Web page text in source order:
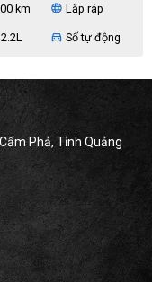
km language Lắp ráp
directions_car Số tự động
Phả, Tỉnh Quảng